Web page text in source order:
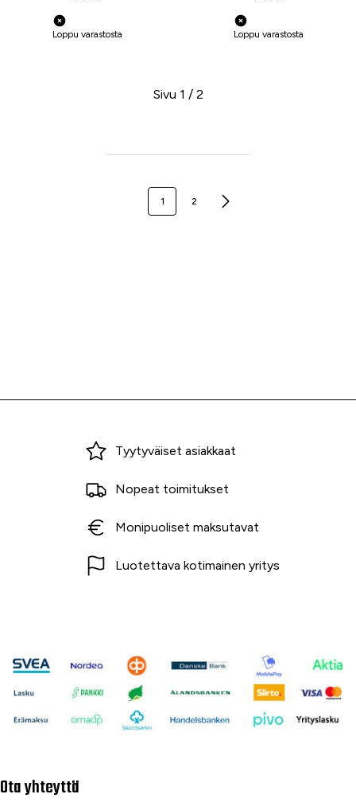
Loppu varastosta Loppu varastosta
Sivu 1 / 2
1 2
Miksi ostaa Tarvikekeskuksesta?
Tyytyväiset asiakkaat
Nopeat toimitukset
Monipuoliset maksutavat
Luotettava kotimainen yritys
Ota yhteyttä